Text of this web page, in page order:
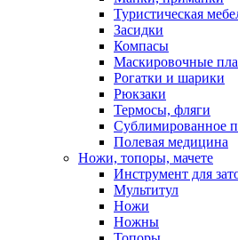
Туристическая
Засидки
Компасы
Маскировочные
Рогатки и шарики
Рюкзаки
Термосы, фляги
Сублимированное
Полевая медицина
Ножи, топоры, мачете
Инструмент для
Мультитул
Ножи
Ножны